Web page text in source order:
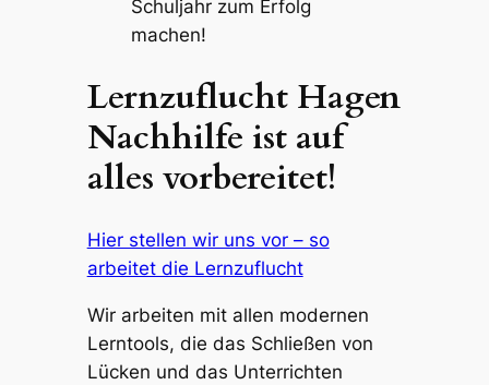
Schuljahr zum Erfolg
machen!
Lernzuflucht Hagen
Nachhilfe ist auf
alles vorbereitet!
Hier stellen wir uns vor – so
arbeitet die Lernzuflucht
Wir arbeiten mit allen modernen
Lerntools, die das Schließen von
Lücken und das Unterrichten